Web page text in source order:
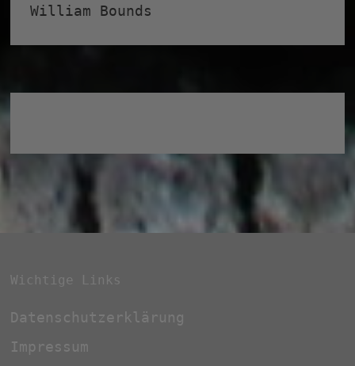
William Bounds
Wichtige Links
Datenschutzerklärung
Impressum